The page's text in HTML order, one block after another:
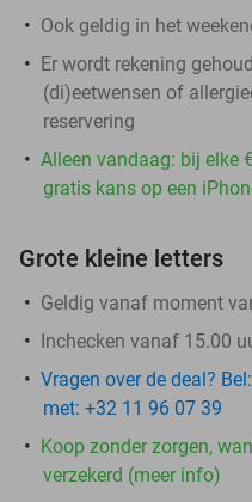
Ook geldig in het
Er wordt rekening
(di)eetwensen of
reservering
Alleen vandaag: bij elke
gratis kans op een
Grote kleine letters
Geldig vanaf moment
Inchecken vanaf 15.00
Vragen over de deal?
met: +32 11 96 07 39
Koop zonder zorgen,
verzekerd (meer info)